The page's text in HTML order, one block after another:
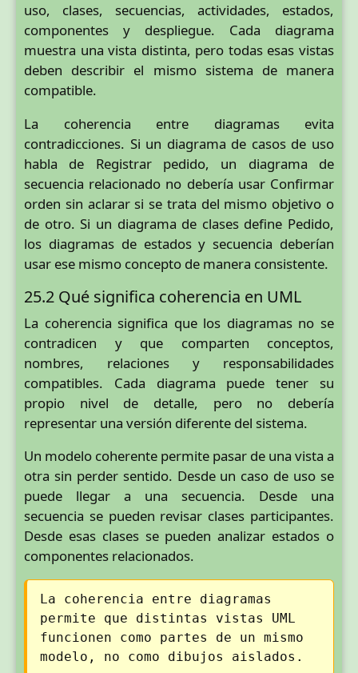
uso, clases, secuencias, actividades, estados,
componentes y despliegue. Cada diagrama
muestra una vista distinta, pero todas esas vistas
deben describir el mismo sistema de manera
compatible.
La coherencia entre diagramas evita
contradicciones. Si un diagrama de casos de uso
habla de Registrar pedido, un diagrama de
secuencia relacionado no debería usar Confirmar
orden sin aclarar si se trata del mismo objetivo o
de otro. Si un diagrama de clases define Pedido,
los diagramas de estados y secuencia deberían
usar ese mismo concepto de manera consistente.
25.2 Qué significa coherencia en UML
La coherencia significa que los diagramas no se
contradicen y que comparten conceptos,
nombres, relaciones y responsabilidades
compatibles. Cada diagrama puede tener su
propio nivel de detalle, pero no debería
representar una versión diferente del sistema.
Un modelo coherente permite pasar de una vista a
otra sin perder sentido. Desde un caso de uso se
puede llegar a una secuencia. Desde una
secuencia se pueden revisar clases participantes.
Desde esas clases se pueden analizar estados o
componentes relacionados.
La coherencia entre diagramas
permite que distintas vistas UML
funcionen como partes de un mismo
modelo, no como dibujos aislados.